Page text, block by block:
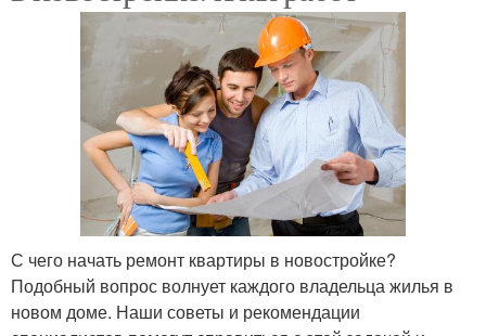
С чего начать ремонт квартиры в новостройке?
Подобный вопрос волнует каждого владельца жилья в
новом доме. Наши советы и рекомендации